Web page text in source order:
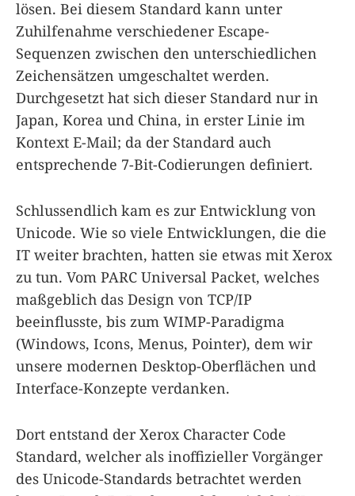
lösen. Bei diesem Standard kann unter
Zuhilfenahme verschiedener Escape-
Sequenzen zwischen den unterschiedlichen
Zeichensätzen umgeschaltet werden.
Durchgesetzt hat sich dieser Standard nur in
Japan, Korea und China, in erster Linie im
Kontext E-Mail; da der Standard auch
entsprechende 7-Bit-Codierungen definiert.
Schlussendlich kam es zur Entwicklung von
Unicode. Wie so viele Entwicklungen, die die
IT weiter brachten, hatten sie etwas mit Xerox
zu tun. Vom PARC Universal Packet, welches
maßgeblich das Design von TCP/IP
beeinflusste, bis zum WIMP-Paradigma
(Windows, Icons, Menus, Pointer), dem wir
unsere modernen Desktop-Oberflächen und
Interface-Konzepte verdanken.
Dort entstand der Xerox Character Code
Standard, welcher als inoffizieller Vorgänger
des Unicode-Standards betrachtet werden